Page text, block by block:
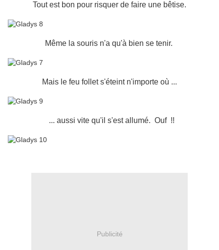
Tout est bon pour risquer de faire une bêtise.
Même la souris n'a qu'à bien se tenir.
Mais le feu follet s'éteint n'importe où ...
... aussi vite qu'il s'est allumé. Ouf !!
Publicité